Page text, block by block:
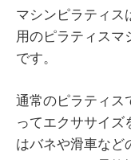
マシンピラティス
用のピラティスマ
です。
通常のピラティス
ってエクササイズ
はバネや滑車など